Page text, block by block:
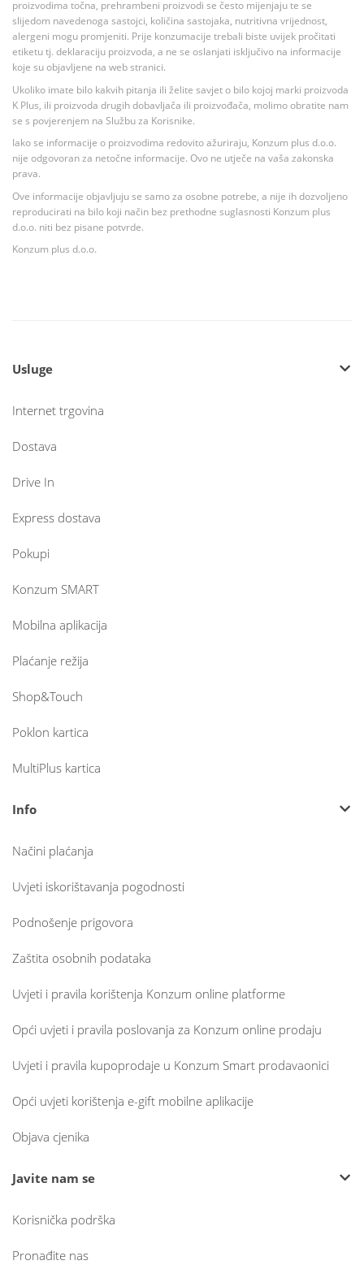
proizvodima točna, prehrambeni proizvodi se često mijenjaju te se
slijedom navedenoga sastojci, količina sastojaka, nutritivna vrijednost,
alergeni mogu promjeniti. Prije konzumacije trebali biste uvijek pročitati
etiketu tj. deklaraciju proizvoda, a ne se oslanjati isključivo na informacije
koje su objavljene na web stranici.
Ukoliko imate bilo kakvih pitanja ili želite savjet o bilo kojoj marki proizvoda
K Plus, ili proizvoda drugih dobavljača ili proizvođača, molimo obratite nam
se s povjerenjem na Službu za Korisnike.
Iako se informacije o proizvodima redovito ažuriraju, Konzum plus d.o.o.
nije odgovoran za netočne informacije. Ovo ne utječe na vaša zakonska
prava.
Ove informacije objavljuju se samo za osobne potrebe, a nije ih dozvoljeno
reproducirati na bilo koji način bez prethodne suglasnosti Konzum plus
d.o.o. niti bez pisane potvrde.
Konzum plus d.o.o.
Usluge
Internet trgovina
Dostava
Drive In
Express dostava
Pokupi
Konzum SMART
Mobilna aplikacija
Plaćanje režija
Shop&Touch
Poklon kartica
MultiPlus kartica
Info
Načini plaćanja
Uvjeti iskorištavanja pogodnosti
Podnošenje prigovora
Zaštita osobnih podataka
Uvjeti i pravila korištenja Konzum online platforme
Opći uvjeti i pravila poslovanja za Konzum online prodaju
Uvjeti i pravila kupoprodaje u Konzum Smart prodavaonici
Opći uvjeti korištenja e-gift mobilne aplikacije
Objava cjenika
Javite nam se
Korisnička podrška
Pronađite nas